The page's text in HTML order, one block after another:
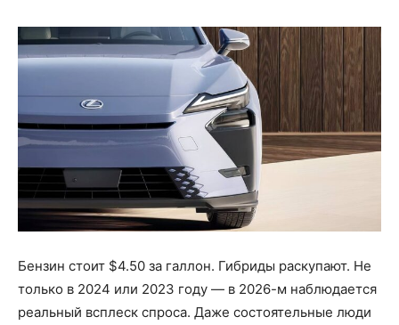
Бензин стоит $4.50 за галлон. Гибриды раскупают. Не
только в 2024 или 2023 году — в 2026-м наблюдается
реальный всплеск спроса. Даже состоятельные люди